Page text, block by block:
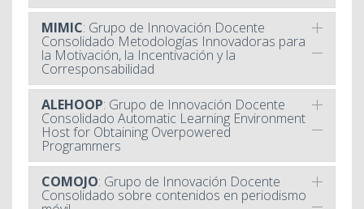
MIMIC: Grupo de Innovación Docente
Consolidado Metodologías Innovadoras para
la Motivación, la Incentivación y la
Corresponsabilidad
ALEHOOP: Grupo de Innovación Docente
Consolidado Automatic Learning Environment
Host for Obtaining Overpowered
Programmers
COMOJO: Grupo de Innovación Docente
Consolidado sobre contenidos en periodismo